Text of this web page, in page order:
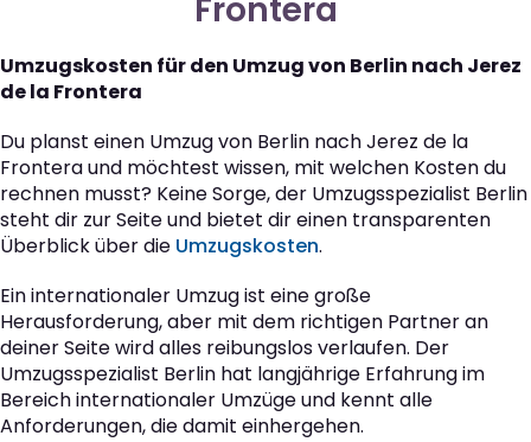
Frontera
Umzugskosten für den Umzug von Berlin nach Jerez
de la Frontera
Du planst einen Umzug von Berlin nach Jerez de la
Frontera und möchtest wissen, mit welchen Kosten du
rechnen musst? Keine Sorge, der Umzugsspezialist Berlin
steht dir zur Seite und bietet dir einen transparenten
Überblick über die Umzugskosten.
Ein internationaler Umzug ist eine große
Herausforderung, aber mit dem richtigen Partner an
deiner Seite wird alles reibungslos verlaufen. Der
Umzugsspezialist Berlin hat langjährige Erfahrung im
Bereich internationaler Umzüge und kennt alle
Anforderungen, die damit einhergehen.